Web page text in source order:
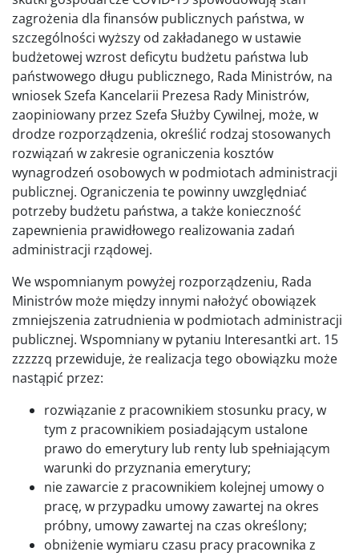
zagrożenia dla finansów publicznych państwa, w
szczególności wyższy od zakładanego w ustawie
budżetowej wzrost deficytu budżetu państwa lub
państwowego długu publicznego, Rada Ministrów, na
wniosek Szefa Kancelarii Prezesa Rady Ministrów,
zaopiniowany przez Szefa Służby Cywilnej, może, w
drodze rozporządzenia, określić rodzaj stosowanych
rozwiązań w zakresie ograniczenia kosztów
wynagrodzeń osobowych w podmiotach administracji
publicznej. Ograniczenia te powinny uwzględniać
potrzeby budżetu państwa, a także konieczność
zapewnienia prawidłowego realizowania zadań
administracji rządowej.
We wspomnianym powyżej rozporządzeniu, Rada
Ministrów może między innymi nałożyć obowiązek
zmniejszenia zatrudnienia w podmiotach administracji
publicznej. Wspomniany w pytaniu Interesantki art. 15
zzzzzq przewiduje, że realizacja tego obowiązku może
nastąpić przez:
rozwiązanie z pracownikiem stosunku pracy, w
tym z pracownikiem posiadającym ustalone
prawo do emerytury lub renty lub spełniającym
warunki do przyznania emerytury;
nie zawarcie z pracownikiem kolejnej umowy o
pracę, w przypadku umowy zawartej na okres
próbny, umowy zawartej na czas określony;
obniżenie wymiaru czasu pracy pracownika z